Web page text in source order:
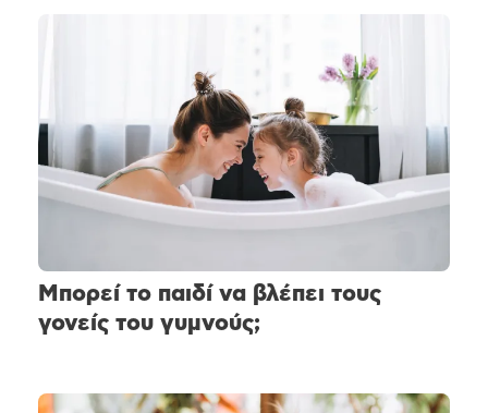
Μπορεί το παιδί να βλέπει τους
γονείς του γυμνούς;